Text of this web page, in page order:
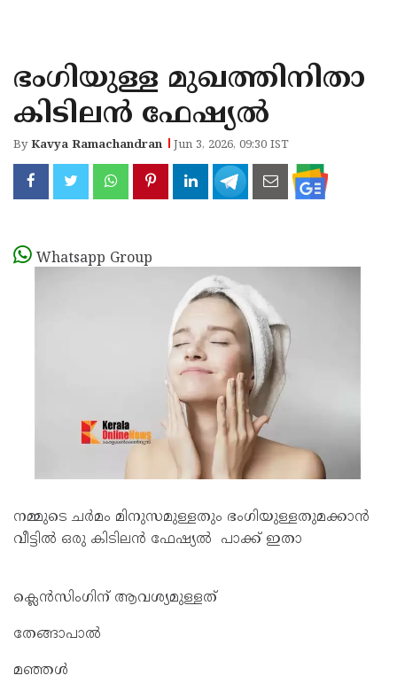
KANNUR
KASARAGOD
ഭംഗിയുള്ള മുഖത്തിനിതാ
കിടിലൻ ഫേഷ്യൽ
ByKavya Ramachandran Jun 3, 2026, 09:30 IST
Whatsapp Group
നമ്മുടെ ചര്‍മം മിനുസമുള്ളതും ഭംഗിയുള്ളതുമക്കാന്‍
വീട്ടില്‍ ഒരു കിടിലന്‍ ഫേഷ്യല്‍ പാക്ക് ഇതാ
ക്ലെന്‍സിംഗിന് ആവശ്യമുള്ളത്
തേങ്ങാപാല്‍
മഞ്ഞള്‍